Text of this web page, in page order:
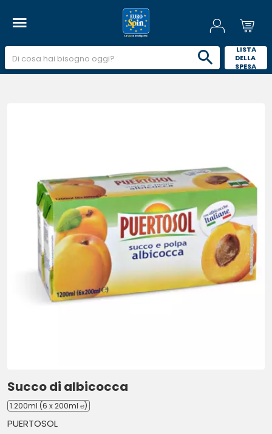
LISTA
DELLA
SPESA
Succo di albicocca
1.200ml (6 x 200ml ℮)
PUERTOSOL